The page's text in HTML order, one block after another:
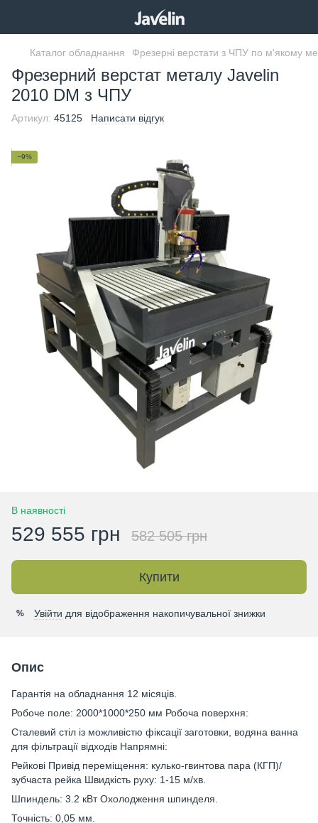
Каталог обладнання Фрезерні верстати з ЧПУ по м'якому
Фрезерний верстат металу Javelin
2010 DM з ЧПУ
Артикул: 45125 Написати відгук
−9%
В наявності
529 555 грн 582 505 грн
Купити
% Увійти для відображення накопичувальної знижки
Опис
Гарантія на обладнання 12 місяців.
Робоче поле: 2000*1000*250 мм Робоча поверхня:
Сталевий стіл із можливістю фіксації заготовки, водяна ванна
для фільтрації відходів Напрямні:
Рейкові Привід переміщення: кулько-гвинтова пара (КГП)/
зубчаста рейка Швидкість руху: 1-15 м/хв.
Шпиндель: 3.2 кВт Охолодження шпинделя.
Точність: 0,05 мм.